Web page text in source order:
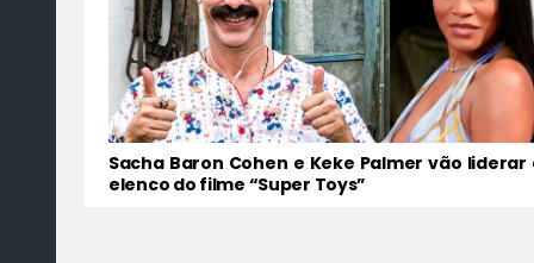
Sacha Baron Cohen e Keke Palmer vão liderar
elenco do filme “Super Toys”